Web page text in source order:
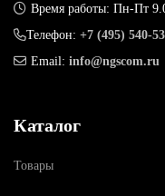
Время работы: Пн-Пт
Телефон: +7 (495) 540-
Email: info@ngscom.ru
Каталог
Товары